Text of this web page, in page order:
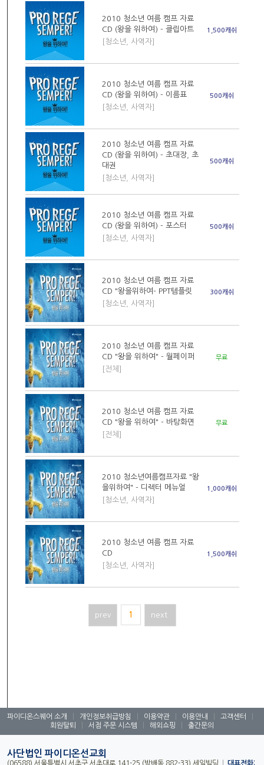
2010 청소년 여름 캠프 자료
CD (왕을 위하여) - 클립아트
[청소년, 사역자]
1,500캐쉬
2010 청소년 여름 캠프 자료
CD (왕을 위하여) - 이름표
[청소년, 사역자]
500캐쉬
2010 청소년 여름 캠프 자료
CD (왕을 위하여) - 초대장, 초
대권
[청소년, 사역자]
500캐쉬
2010 청소년 여름 캠프 자료
CD (왕을 위하여) - 포스터
[청소년, 사역자]
500캐쉬
2010 청소년 여름 캠프 자료
CD "왕을위하여- PPT템플릿
[청소년, 사역자]
300캐쉬
2010 청소년 여름 캠프 자료
CD "왕을 위하여" - 월페이퍼
[전체]
무료
2010 청소년 여름 캠프 자료
CD "왕을 위하여" - 바탕화면
[전체]
무료
2010 청소년여름캠프자료 "왕
을위하여" - 디렉터 메뉴얼
[청소년, 사역자]
1,000캐쉬
2010 청소년 여름 캠프 자료
CD
[청소년, 사역자]
1,500캐쉬
prev 1 next
파이디온스퀘어 소개 개인정보취급방침 이용약관 이용안내 고객센터
회원탈퇴
서점 주문 시스템 해외쇼핑 출간문의
사단법인 파이디온선교회
(06588) 서울특별시 서초구 서초대로 141-25 (방배동 882-33) 세일빌딩 대표전화: